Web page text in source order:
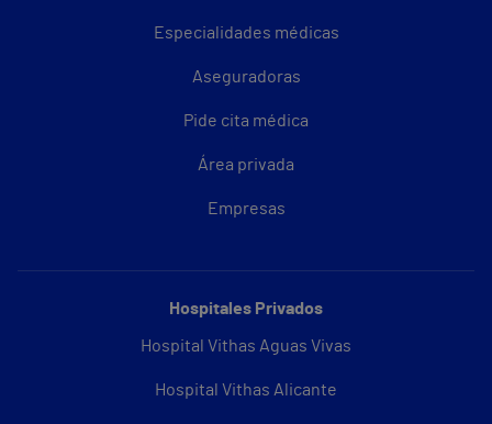
Especialidades médicas
Aseguradoras
Pide cita médica
Área privada
Empresas
Hospitales Privados
Hospital Vithas Aguas Vivas
Hospital Vithas Alicante